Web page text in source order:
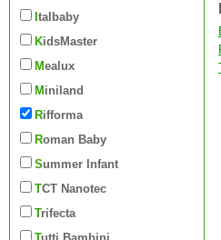
Italbaby
KidsMaster
Mealux
Miniland
Rifforma
Roman Baby
Summer Infant
TCT Nanotec
Trifecta